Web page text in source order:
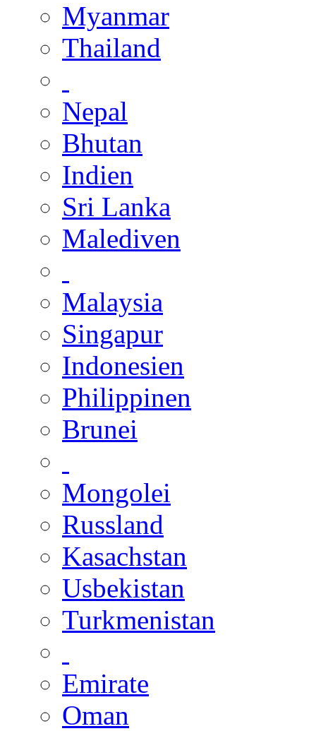
Myanmar
Thailand
Nepal
Bhutan
Indien
Sri Lanka
Malediven
Malaysia
Singapur
Indonesien
Philippinen
Brunei
Mongolei
Russland
Kasachstan
Usbekistan
Turkmenistan
Emirate
Oman